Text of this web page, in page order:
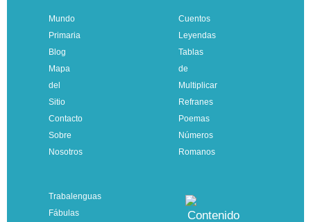
Mundo
Primaria
Blog
Mapa
del
Sitio
Contacto
Sobre
Nosotros
Cuentos
Leyendas
Tablas
de
Multiplicar
Refranes
Poemas
Números
Romanos
Trabalenguas
Fábulas